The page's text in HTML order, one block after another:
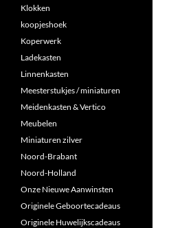
Klokken
koopjeshoek
Koperwerk
Ladekasten
Linnenkasten
Meesterstukjes / miniaturen
Meidenkasten & Vertico
Meubelen
Miniaturen zilver
Noord-Brabant
Noord-Holland
Onze Nieuwe Aanwinsten
Originele Geboortecadeaus
Originele Huwelijkscadeaus